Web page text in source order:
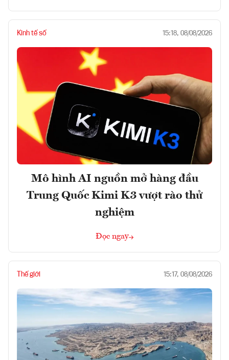
Kinh tế số 15:18, 08/08/2026
Mô hình AI nguồn mở hàng đầu
Trung Quốc Kimi K3 vượt rào thử
nghiệm
Đọc ngay
Thế giới 15:17, 08/08/2026